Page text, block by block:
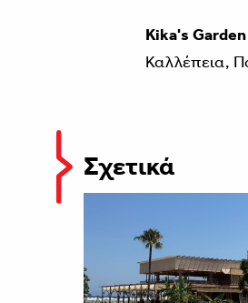
Kika's
Καλλέπεια,
Σχετικά